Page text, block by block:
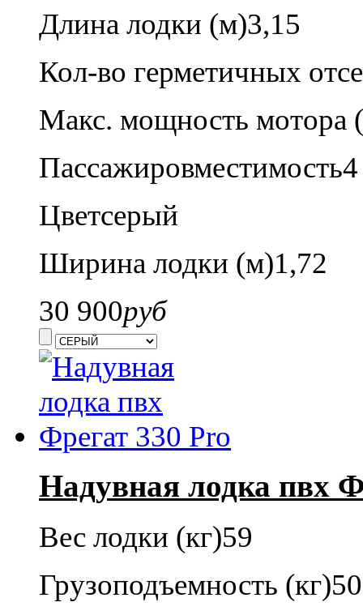
Длина лодки (м)3,15
Кол-во герметичных
Макс. мощность мотора
Пассажировместимость4
Цветсерый
Ширина лодки (м)1,72
30 900руб
Надувная лодка пвх
Вес лодки (кг)59
Грузоподъемность (кг)